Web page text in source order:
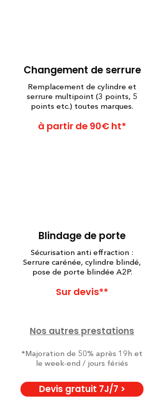
Changement de serrure
Remplacement de cylindre et
serrure multipoint (3 points, 5
points etc.) toutes marques.
à partir de 90€ ht*
Blindage de porte
Sécurisation anti effraction :
Serrure carénée, cylindre blindé,
pose de porte blindée A2P.
Sur devis**
Nos autres prestations
*Majoration de 50% après 19h et
le week-end / jours fériés
Devis gratuit 7J/7 >